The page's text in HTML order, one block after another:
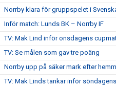
Norrby klara för gruppspelet i
Inför match: Lunds BK – Norrby IF
TV: Mak Lind inför onsdagens
TV: Se målen som gav tre poäng
Norrby upp på säker mark efter
TV: Mak Linds tankar inför